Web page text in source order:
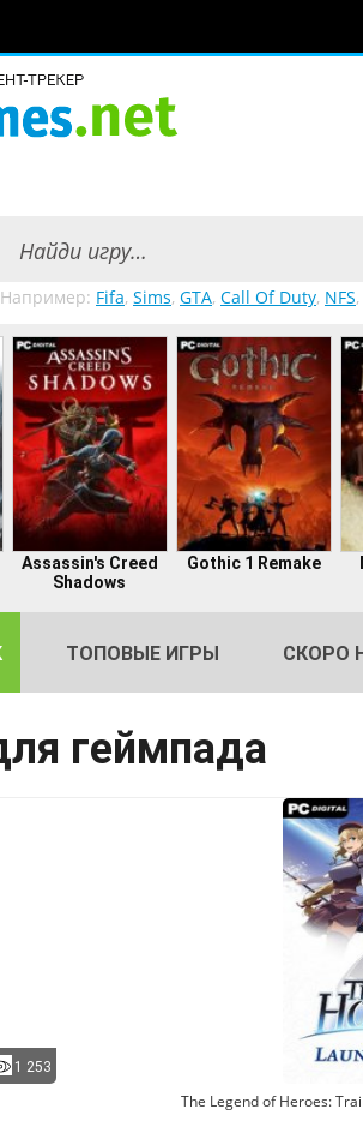
Например: Fifa, Sims, GTA, Call Of Duty, NFS,
Assassin's Creed
Shadows
Gothic 1 Remake
ТОПОВЫЕ ИГРЫ СКОРО
геймпада
1 253
The Legend of Heroes: